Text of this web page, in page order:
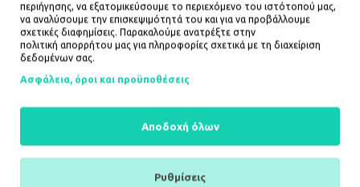
Πληροφορίες
Τρόποι αποστολής
Ασφάλεια, όροι και προϋποθέσεις
περιήγησης, να εξατομικεύσουμε το περιεχόμενο του ιστότοπού μας,
να αναλύσουμε την επισκεψιμότητά του και για να προβάλλουμε
σχετικές διαφημίσεις. Παρακαλούμε ανατρέξτε στην
πολιτική απορρήτου μας για πληροφορίες σχετικά με τη διαχείριση
δεδομένων σας.
Ασφάλεια, όροι και προϋποθέσεις
Αποδοχή όλων
Ρυθμίσεις